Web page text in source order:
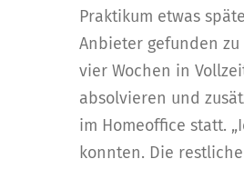
Praktikum etwas
Anbieter gefunden
vier Wochen in
absolvieren und
im Homeoffice statt.
konnten. Die